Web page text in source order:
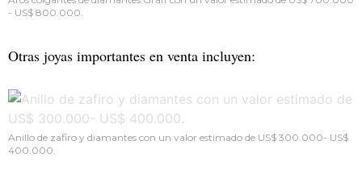
- US$ 800.000.
Otras joyas importantes en venta incluyen:
Anillo de zafiro y diamantes con un valor estimado de US$ 300.000- US$
400.000.